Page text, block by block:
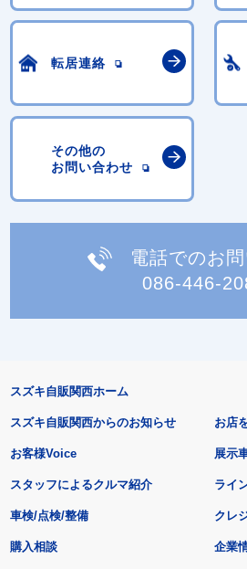
転居連絡
その他の
お問い合わせ
電話でのお
086-446-
スズキ自販関西ホーム
スズキ自販関西からのお知らせ
お客様Voice
スタッフによるクルマ紹介
お店
展示
ライ
車検/点検/整備 クレ
購入相談 企業